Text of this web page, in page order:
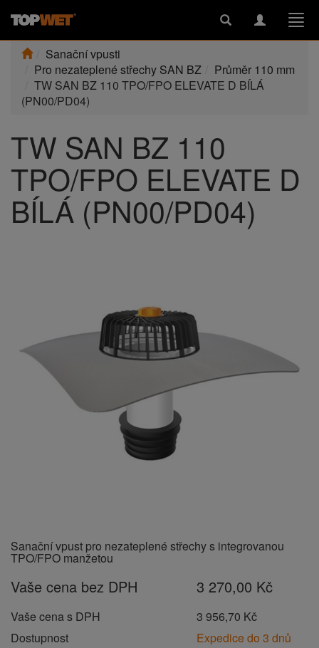
Toggle
Toggle
Sanační vpusti
Pro nezateplené střechy SAN BZ
Průměr 110 mm
TW SAN BZ 110 TPO/FPO ELEVATE D BÍLÁ
(PN00/PD04)
TW SAN BZ 110
TPO/FPO ELEVATE D
BÍLÁ (PN00/PD04)
Sanační vpust pro nezateplené střechy s integrovanou
TPO/FPO manžetou
Vaše cena bez DPH 3 270,00 Kč
Vaše cena s DPH
3 956,70 Kč
Dostupnost
Expedice do 3 dnů